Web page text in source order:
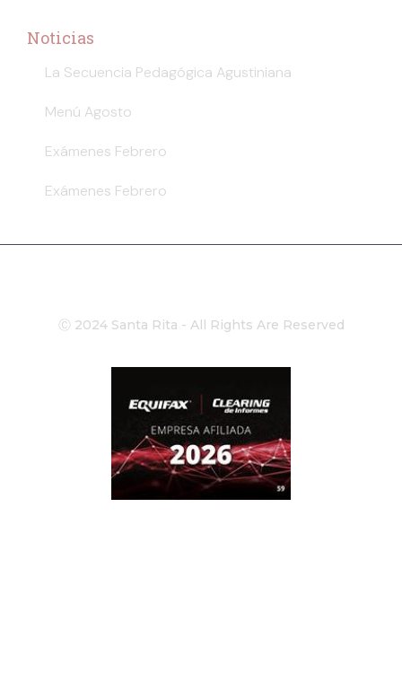
Noticias
La Secuencia Pedagógica Agustiniana
Menú Agosto
Exámenes Febrero
Exámenes Febrero
Ⓒ 2024 Santa Rita - All Rights Are Reserved